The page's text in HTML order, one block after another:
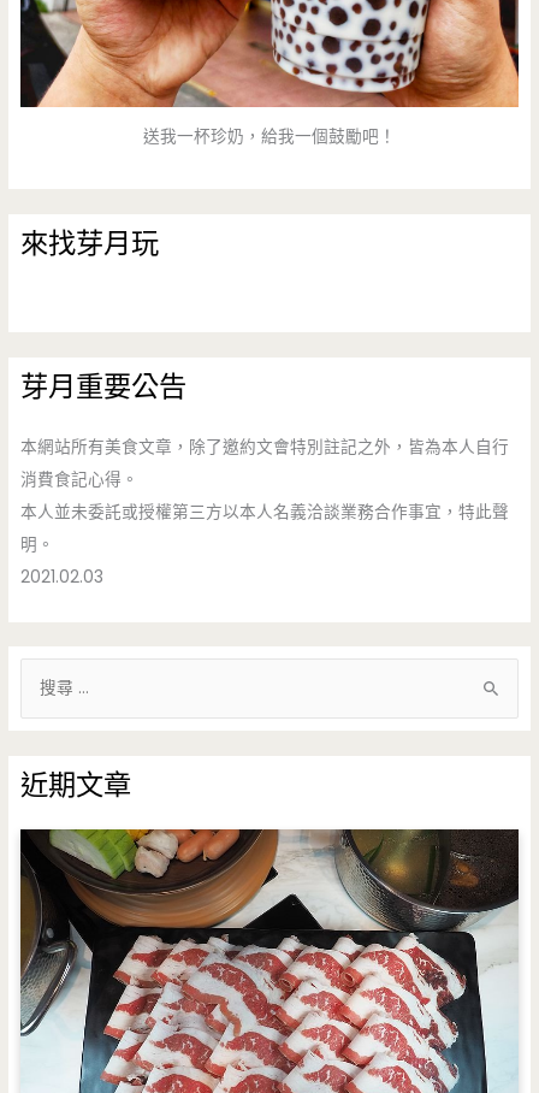
送我一杯珍奶，給我一個鼓勵吧！
來找芽月玩
芽月重要公告
本網站所有美食文章，除了邀約文會特別註記之外，皆為本人自行
消費食記心得。
本人並未委託或授權第三方以本人名義洽談業務合作事宜，特此聲
明。
2021.02.03
鍵
字
:
近期文章